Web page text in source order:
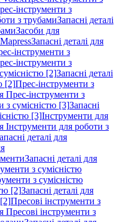
інструменти з
з трубамиЗапасні деталі
Засоби для
Запасні деталі для
інструменти з
інструменти з
[2]Запасні деталі
[2]Прес-інструменти з
Прес-інструменти з
з сумісністю [3]Запасні
[3]Інструменти для
Інструменти для роботи з
деталі для
Запасні деталі для
з сумісністю
з сумісністю
[2]Запасні деталі для
Пресові інструменти з
Пресові інструменти з